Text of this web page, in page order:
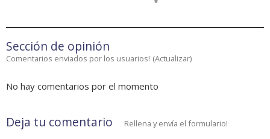
Sección de opinión
Comentarios enviados por los usuarios! (Actualizar)
No hay comentarios por el momento
Deja tu comentario Rellena y envía el formulario!